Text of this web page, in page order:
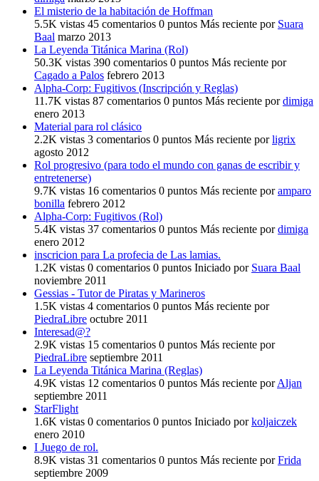
El misterio de la habitación de Hoffman
5.5K vistas 45 comentarios 0 puntos Más reciente por Suara
Baal marzo 2013
La Leyenda Titánica Marina (Rol)
50.3K vistas 390 comentarios 0 puntos Más reciente por
Cagado a Palos febrero 2013
Alpha-Corp: Fugitivos (Inscripción y Reglas)
11.7K vistas 87 comentarios 0 puntos Más reciente pordimiga
enero 2013
Material para rol clásico
2.2K vistas 3 comentarios 0 puntos Más reciente porligrix
agosto 2012
Rol progresivo (para todo el mundo con ganas de escribir y
entretenerse)
9.7K vistas 16 comentarios 0 puntos Más reciente poramparo
bonilla febrero 2012
Alpha-Corp: Fugitivos (Rol)
5.4K vistas 37 comentarios 0 puntos Más reciente pordimiga
enero 2012
inscricion para La profecia de Las lamias.
1.2K vistas 0 comentarios 0 puntos Iniciado por Suara Baal
noviembre 2011
Gessias - Tutor de Piratas y Marineros
1.5K vistas 4 comentarios 0 puntos Más reciente por
PiedraLibre octubre 2011
Interesad@?
2.9K vistas 15 comentarios 0 puntos Más reciente por
PiedraLibre septiembre 2011
La Leyenda Titánica Marina (Reglas)
4.9K vistas 12 comentarios 0 puntos Más reciente porAljan
septiembre 2011
StarFlight
1.6K vistas 0 comentarios 0 puntos Iniciado porkoljaiczek
enero 2010
I Juego de rol.
8.9K vistas 31 comentarios 0 puntos Más reciente porFrida
septiembre 2009